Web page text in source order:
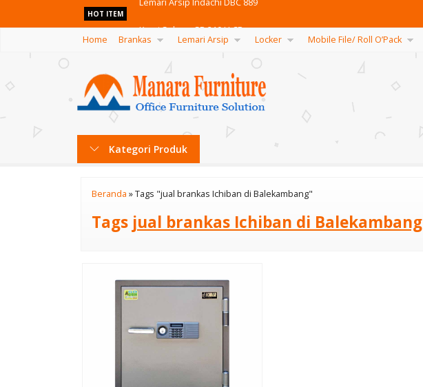
HOT ITEM
Kursi Kantor Ichiko Caneza I C
Kursi Kantor Ichiko Vios I
Kursi Donati Kubix I
Kursi Kantor Ergotec LX 951 TR
Home Brankas Lemari Arsip Locker Mobile File/ Roll O’Pack
Kategori Produk
Beranda »Tags "jual brankas Ichiban di Balekambang"
Tags jual brankas Ichiban di Balekambang